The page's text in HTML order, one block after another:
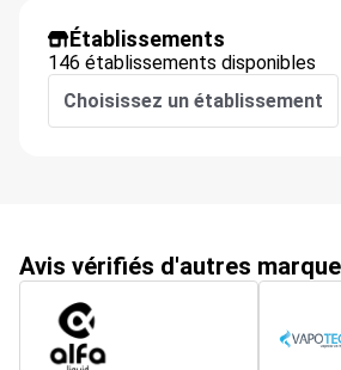
Établissements
146 établissements disponibles
Choisissez un établissement
Avis vérifiés d'autres